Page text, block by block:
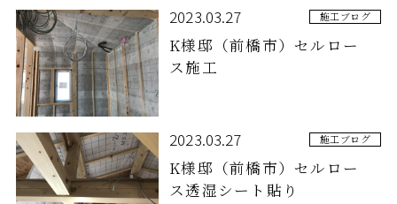
2023.03.27
K様邸（前橋市）セルロー
ス施工
施工ブログ
2023.03.27
K様邸（前橋市）セルロー
ス透湿シート貼り
施工ブログ